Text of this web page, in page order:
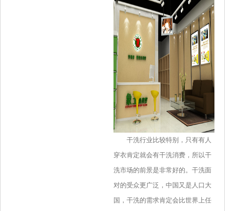
干洗行业比较特别，只有有人
穿衣肯定就会有干洗消费，所以干
洗市场的前景是非常好的。干洗面
对的受众更广泛，中国又是人口大
国，干洗的需求肯定会比世界上任